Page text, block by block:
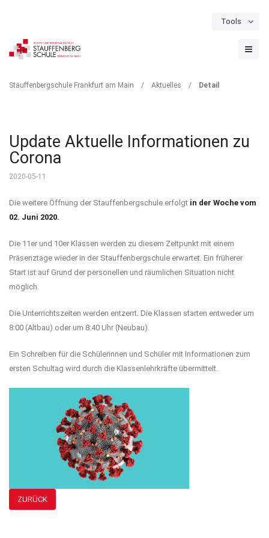
Tools
Schulportal Termine
Stauffenbergschule Frankfurt am Main / Aktuelles / Detail
Update Aktuelle Informationen zu
Corona
2020-05-11
Die weitere Öffnung der Stauffenbergschule erfolgt in der Woche vom
02. Juni 2020.
Die 11er und 10er Klassen werden zu diesem Zeitpunkt mit einem
Präsenztage wieder in der Stauffenbergschule erwartet. Ein früherer
Start ist auf Grund der personellen und räumlichen Situation nicht
möglich.
Die Unterrichtszeiten werden entzerrt. Die Klassen starten entweder um
8:00 (Altbau) oder um 8:40 Uhr (Neubau).
Ein Schreiben für die Schülerinnen und Schüler mit Informationen zum
ersten Schultag wird durch die Klassenlehrkräfte übermittelt.
ZURÜCK